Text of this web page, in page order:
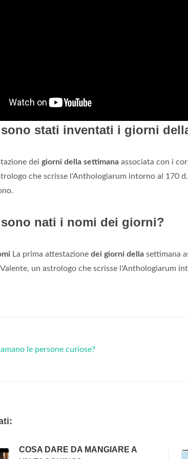
stati inventati i giorni
dei giorni della settimana associata con i
che scrisse l'Anthologiarum intorno al 170
nati i nomi dei giorni?
La prima attestazione dei giorni della settimana
un astrologo che scrisse l'Anthologiarum
le persone curiose?
COSA DARE DA MANGIARE A